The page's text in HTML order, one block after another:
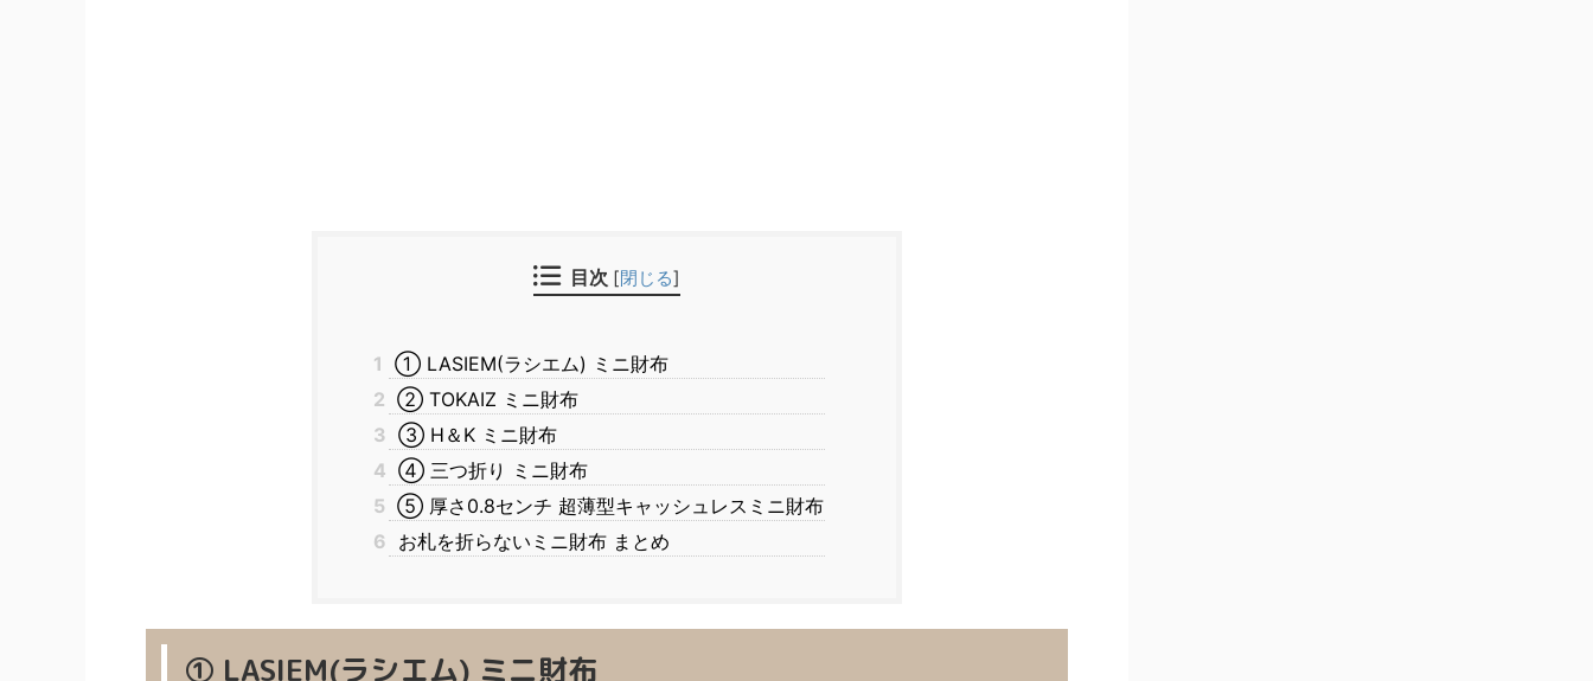
目次 [閉じる]
1 ① LASIEM(ラシエム) ミニ財布
2 ② TOKAIZ ミニ財布
3 ③ H＆K ミニ財布
4 ④ 三つ折り ミニ財布
5 ⑤ 厚さ0.8センチ 超薄型キャッシュレスミニ財布
6 お札を折らないミニ財布 まとめ
① LASIEM(ラシエム) ミニ財布